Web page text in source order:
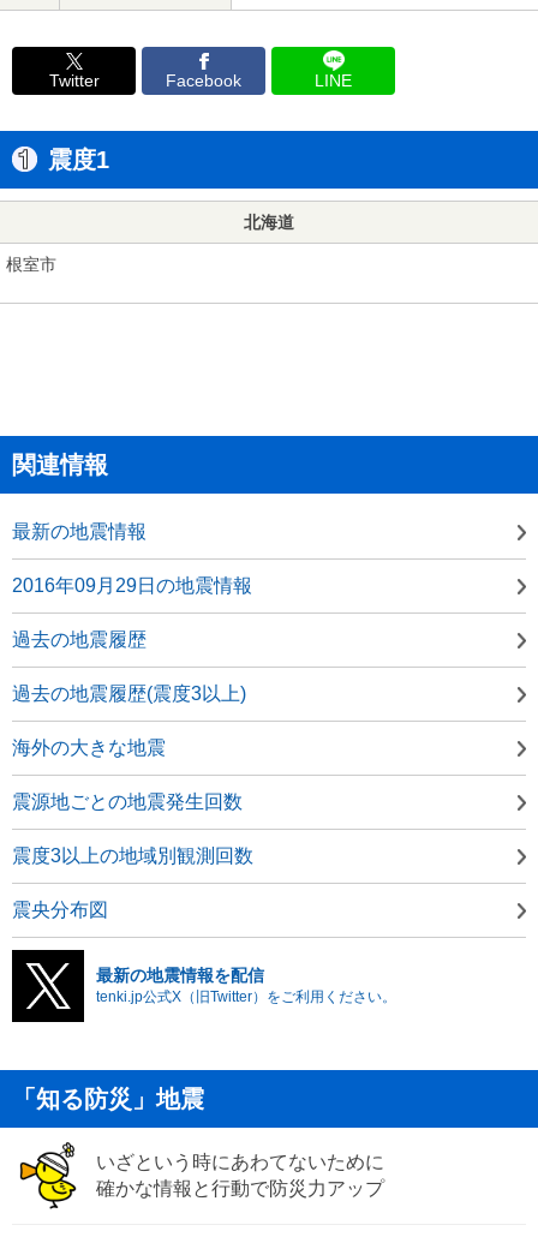
Twitter Facebook LINE
震度1
北海道
根室市
関連情報
最新の地震情報
2016年09月29日の地震情報
過去の地震履歴
過去の地震履歴(震度3以上)
海外の大きな地震
震源地ごとの地震発生回数
震度3以上の地域別観測回数
震央分布図
最新の地震情報を配信
tenki.jp公式X（旧Twitter）をご利用ください。
「知る防災」地震
いざという時にあわてないために
確かな情報と行動で防災力アップ